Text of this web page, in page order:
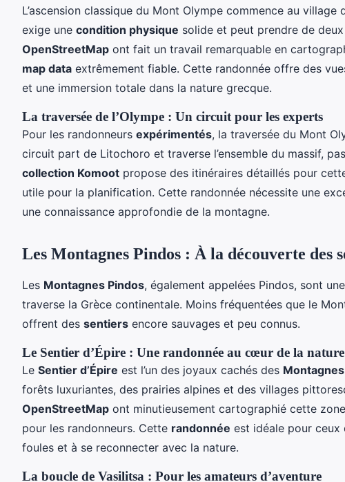
L’ascension classique du Mont Olympe commence au
exige une condition physique solide et peut prendre de
OpenStreetMap ont fait un travail remarquable en
map data extrêmement fiable. Cette randonnée offre des
et une immersion totale dans la nature grecque.
La traversée de l’Olympe : Un circuit pour les experts
Pour les randonneurs expérimentés, la traversée du Mont
circuit part de Litochoro et traverse l’ensemble du massif,
collection Komoot propose des itinéraires détaillés pour
utile pour la planification. Cette randonnée nécessite une
une connaissance approfondie de la montagne.
Les Montagnes Pindos : À la découverte des
Les Montagnes Pindos, également appelées Pindos, sont
traverse la Grèce continentale. Moins fréquentées que le
offrent des sentiers encore sauvages et peu connus.
Le Sentier d’Épire : Une randonnée au cœur de la nature
Le Sentier d’Épire est l’un des joyaux cachés des
forêts luxuriantes, des prairies alpines et des villages
OpenStreetMap ont minutieusement cartographié cette
pour les randonneurs. Cette randonnée est idéale pour ceux
foules et à se reconnecter avec la nature.
La boucle de Vasilitsa : Pour les amateurs d’aventure